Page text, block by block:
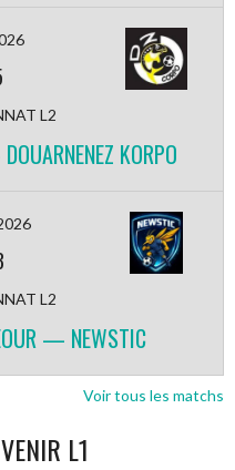
L2
KORPO
L2
— NEWSTIC
Voir tous les matchs
L1